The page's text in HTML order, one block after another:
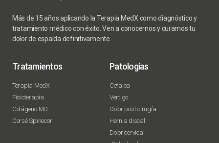
Más de 15 años aplicando la Terapia MedX como diagnóstico y
tratamiento médico con éxito. Ven a conocernos y curamos tu
dolor de espalda definitivamente.
Tratamientos
Terapia MedX
Fisioterapia
Colágeno MD
Corsé Spinecor
Patologías
Cefalea
Vertigo
Dolor post cirugía
Hernia discal
Dolor cervical